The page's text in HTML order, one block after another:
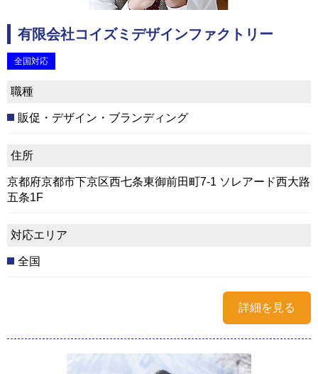
有限会社コイズミデザインファクトリー
全国対応
職種
販促・デザイン・ブランディング
住所
京都府京都市下京区西七条東御前田町7-1 ソレアード西大路
五条1F
対応エリア
全国
詳細を見る